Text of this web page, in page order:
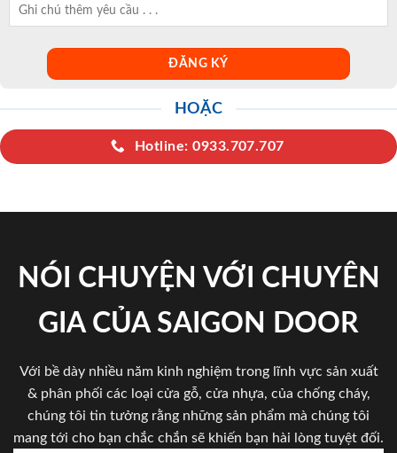
HOẶC
Hotline: 0933.707.707
NÓI CHUYỆN VỚI CHUYÊN
GIA CỦA SAIGON DOOR
Với bề dày nhiều năm kinh nghiệm trong lĩnh vực sản xuất
& phân phối các loại cửa gỗ, cửa nhựa, của chống cháy,
chúng tôi tin tưởng rằng những sản phẩm mà chúng tôi
mang tới cho bạn chắc chắn sẽ khiến bạn hài lòng tuyệt đối.